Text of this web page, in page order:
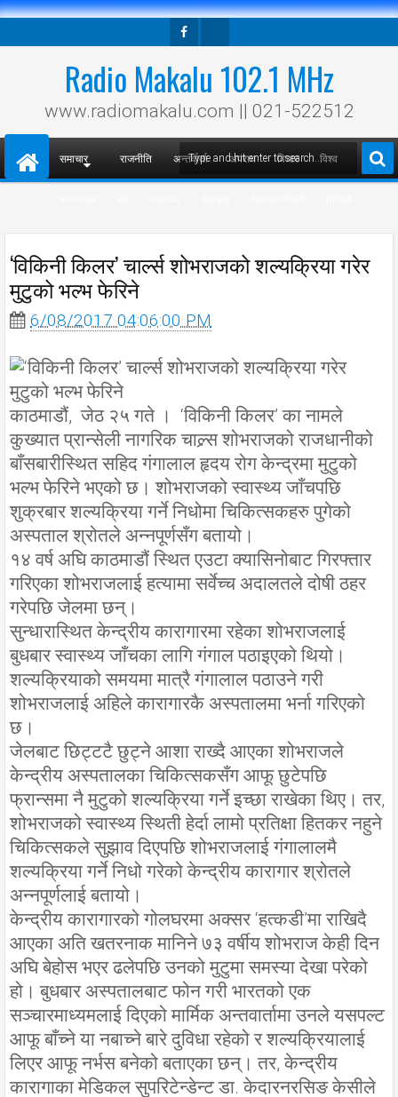
Radio Makalu 102.1 MHz
www.radiomakalu.com || 021-522512
समाचार राजनीति अन्तर्वार्ता अपराध विचार विश्व
‘विकिनी किलर’ चार्ल्स शोभराजको शल्यक्रिया गरेर
मुटुको भल्भ फेरिने
6/08/2017 04:06:00 PM
काठमाडौं, जेठ २५ गते । ‘विकिनी किलर’ का नामले
कुख्यात प्रान्सेली नागरिक चाल्र्स शोभराजको राजधानीको
बाँसबारीस्थित सहिद गंगालाल हृदय रोग केन्द्रमा मुटुको
भल्भ फेरिने भएको छ। शोभराजको स्वास्थ्य जाँचपछि
शुक्रबार शल्यक्रिया गर्ने निधोमा चिकित्सकहरु पुगेको
अस्पताल श्रोतले अन्नपूर्णसँग बतायो।
१४ वर्ष अघि काठमाडौं स्थित एउटा क्यासिनोबाट गिरफ्तार
गरिएका शोभराजलाई हत्यामा सर्वेच्च अदालतले दोषी ठहर
गरेपछि जेलमा छन्।
सुन्धारास्थित केन्द्रीय कारागारमा रहेका शोभराजलाई
बुधबार स्वास्थ्य जाँचका लागि गंगाल पठाइएको थियो।
शल्यक्रियाको समयमा मात्रै गंगालाल पठाउने गरी
शोभराजलाई अहिले कारागारकै अस्पतालमा भर्ना गरिएको
छ।
जेलबाट छिट्टटै छुट्ने आशा राख्दै आएका शोभराजले
केन्द्रीय अस्पतालका चिकित्सकसँग आफू छुटेपछि
फ्रान्समा नै मुटुको शल्यक्रिया गर्ने इच्छा राखेका थिए। तर,
शोभराजको स्वास्थ्य स्थिती हेर्दा लामो प्रतिक्षा हितकर नहुने
चिकित्सकले सुझाव दिएपछि शोभराजलाई गंगालालमै
शल्यक्रिया गर्ने निधो गरेको केन्द्रीय कारागार श्रोतले
अन्नपूर्णलाई बतायो।
केन्द्रीय कारागारको गोलघरमा अक्सर ‘हत्कडी’मा राखिदै
आएका अति खतरनाक मानिने ७३ वर्षीय शोभराज केही दिन
अघि बेहोस भएर ढलेपछि उनको मुटुमा समस्या देखा परेको
हो। बुधबार अस्पतालबाट फोन गरी भारतको एक
सञ्चारमाध्यमलाई दिएको मार्मिक अन्तवार्तामा उनले यसपल्ट
आफू बाँच्ने या नबाच्ने बारे दुविधा रहेको र शल्यक्रियालाई
लिएर आफू नर्भस बनेको बताएका छन्। तर, केन्द्रीय
कारागाका मेडिकल सुपरिटेन्डेन्ट डा. केदारनरसिङ केसीले